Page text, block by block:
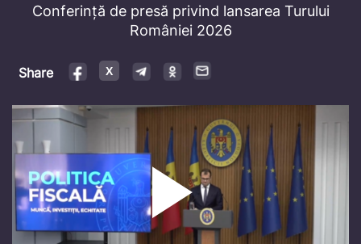
Conferință de presă privind lansarea Turului
României 2026
Share